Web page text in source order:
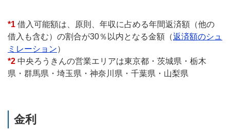
*1 借入可能額は、原則、年収に占める年間返済額（他の
借入も含む）の割合が30％以内となる金額（返済額のシュ
ミレーション）
*2 中央ろうきんの営業エリアは東京都・茨城県・栃木
県・群馬県・埼玉県・神奈川県・千葉県・山梨県
金利